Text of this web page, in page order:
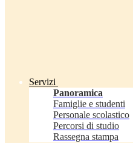
Servizi
Panoramica
Famiglie e studenti
Personale scolastico
Percorsi di studio
Rassegna stampa